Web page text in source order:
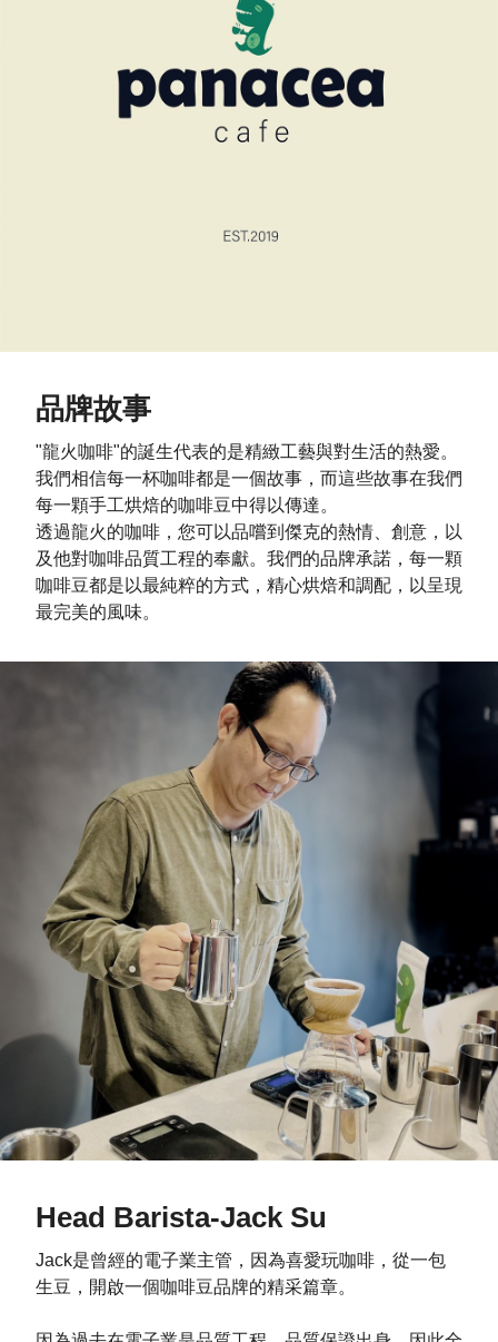
品牌故事
"龍火咖啡"的誕生代表的是精緻工藝與對生活的熱愛。
我們相信每一杯咖啡都是一個故事，而這些故事在我們
每一顆手工烘焙的咖啡豆中得以傳達。
透過龍火的咖啡，您可以品嚐到傑克的熱情、創意，以
及他對咖啡品質工程的奉獻。我們的品牌承諾，每一顆
咖啡豆都是以最純粹的方式，精心烘焙和調配，以呈現
最完美的風味。
Head Barista-Jack Su
Jack是曾經的電子業主管，因為喜愛玩咖啡，從一包
生豆，開啟一個咖啡豆品牌的精采篇章。